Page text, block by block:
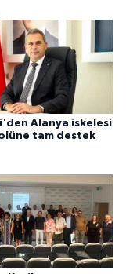
Alanya iskelesi
tam destek